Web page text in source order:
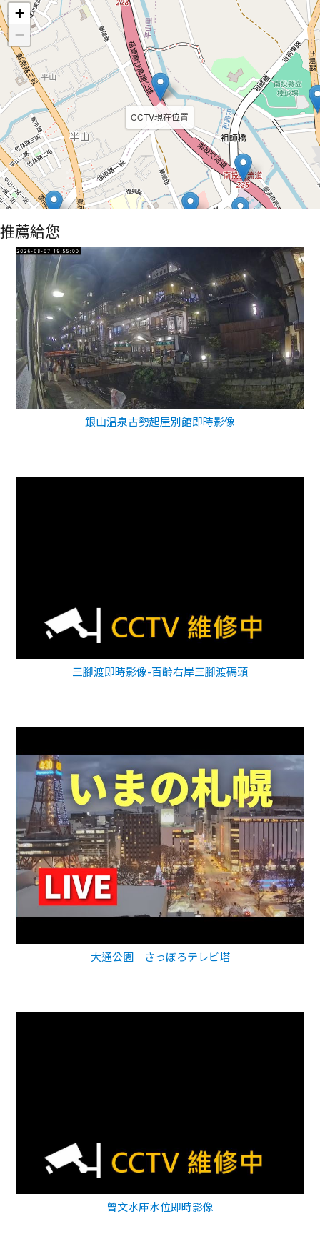
CCTV現在位置
+
−
推薦給您
銀山温泉古勢起屋別館即時影像
三腳渡即時影像-百齡右岸三腳渡碼頭
大通公園 さっぽろテレビ塔
曾文水庫水位即時影像